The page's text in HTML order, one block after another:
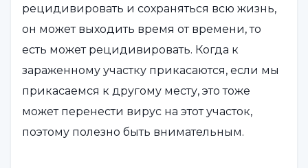
рецидивировать и сохраняться всю жизнь,
он может выходить время от времени, то
есть может рецидивировать. Когда к
зараженному участку прикасаются, если мы
прикасаемся к другому месту, это тоже
может перенести вирус на этот участок,
поэтому полезно быть внимательным.